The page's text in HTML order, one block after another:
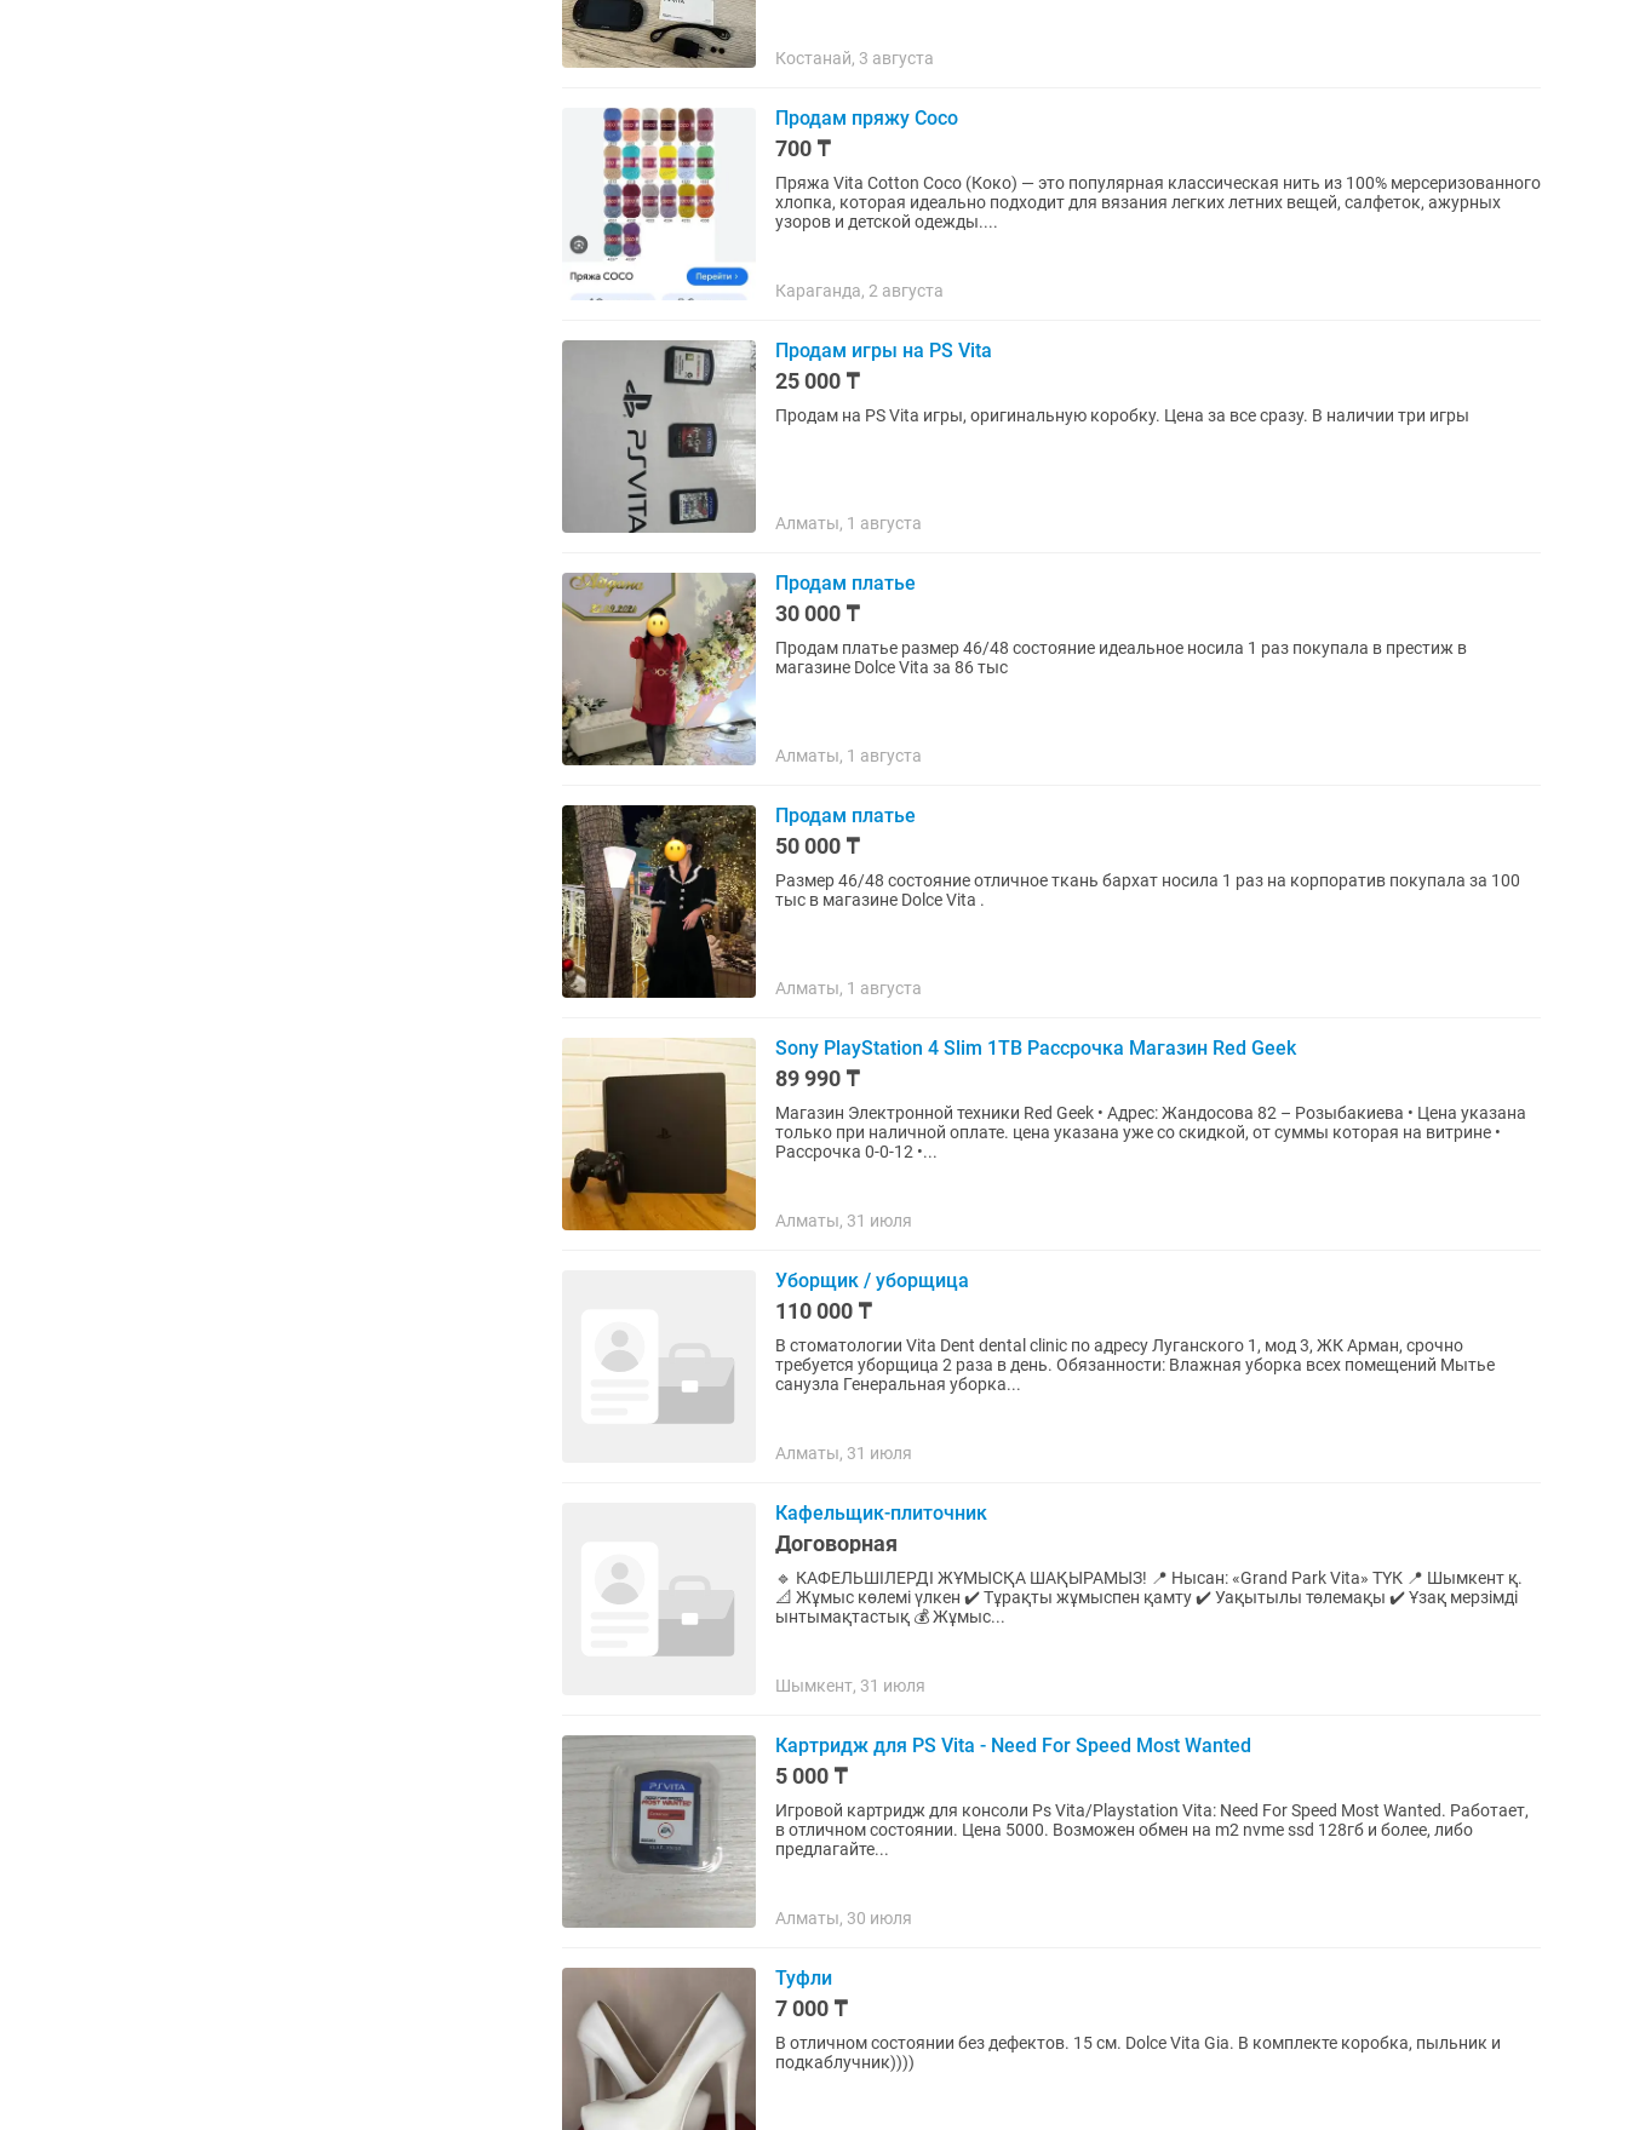
Костанай, 3 августа
Продам пряжу Coco
700 ₸
Пряжа Vita Cotton Coco (Коко) — это популярная классическая нить из 100% мерсеризованного
хлопка, которая идеально подходит для вязания легких летних вещей, салфеток, ажурных
узоров и детской одежды....
Караганда, 2 августа
Продам игры на PS Vita
25 000 ₸
Продам на PS Vita игры, оригинальную коробку. Цена за все сразу. В наличии три игры
Алматы, 1 августа
Продам платье
30 000 ₸
Продам платье размер 46/48 состояние идеальное носила 1 раз покупала в престиж в
магазине Dolce Vita за 86 тыс
Алматы, 1 августа
Продам платье
50 000 ₸
Размер 46/48 состояние отличное ткань бархат носила 1 раз на корпоратив покупала за 100
тыс в магазине Dolce Vita .
Алматы, 1 августа
Sony PlayStation 4 Slim 1TB Рассрочка Магазин Red Geek
89 990 ₸
Магазин Электронной техники Red Geek • Адрес: Жандосова 82 – Розыбакиева • Цена указана
только при наличной оплате. цена указана уже со скидкой, от суммы которая на витрине •
Рассрочка 0-0-12 •...
Алматы, 31 июля
Уборщик / уборщица
110 000 ₸
В стоматологии Vita Dent dental clinic по адресу Луганского 1, мод 3, ЖК Арман, срочно
требуется уборщица 2 раза в день. Обязанности: Влажная уборка всех помещений Мытье
санузла Генеральная уборка...
Алматы, 31 июля
Кафельщик-плиточник
Договорная
🔹 КАФЕЛЬШІЛЕРДІ ЖҰМЫСҚА ШАҚЫРАМЫЗ! 📍 Нысан: «Grand Park Vita» ТҮК 📍 Шымкент қ.
📐 Жұмыс көлемі үлкен ✔️ Тұрақты жұмыспен қамту ✔️ Уақытылы төлемақы ✔️ Ұзақ мерзімді
ынтымақтастық 💰 Жұмыс...
Шымкент, 31 июля
Картридж для PS Vita - Need For Speed Most Wanted
5 000 ₸
Игровой картридж для консоли Ps Vita/Playstation Vita: Need For Speed Most Wanted. Работает,
в отличном состоянии. Цена 5000. Возможен обмен на m2 nvme ssd 128гб и более, либо
предлагайте...
Алматы, 30 июля
Туфли
7 000 ₸
В отличном состоянии без дефектов. 15 см. Dolce Vita Gia. В комплекте коробка, пыльник и
подкаблучник))))